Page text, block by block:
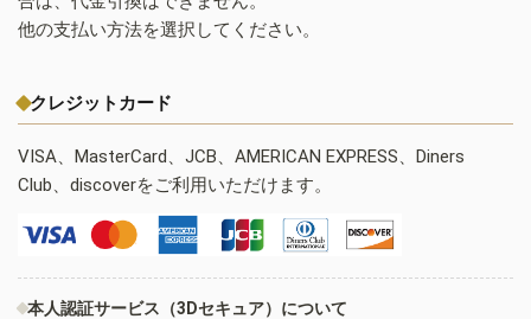
他の支払い方法を選択してください。
クレジットカード
VISA、MasterCard、JCB、AMERICAN EXPRESS、Diners
Club、discoverをご利用いただけます。
本人認証サービス（3Dセキュア）について